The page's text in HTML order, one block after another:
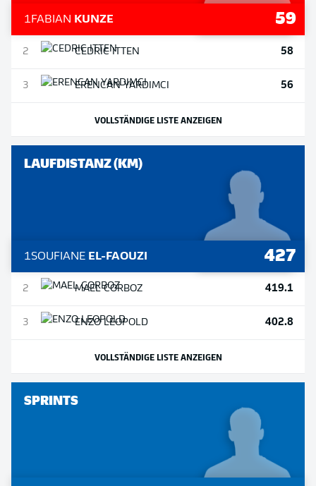
1FABIAN KUNZE 59
2 CEDRICITTEN 58
3 ERENCANYARDIMCI 56
VOLLSTÄNDIGE LISTE ANZEIGEN
LAUFDISTANZ (KM)
1SOUFIANE EL-FAOUZI 427
2 MAELCORBOZ 419.1
3 ENZOLEOPOLD 402.8
VOLLSTÄNDIGE LISTE ANZEIGEN
SPRINTS